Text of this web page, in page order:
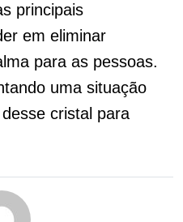
principais
em eliminar
para as pessoas.
uma situação
cristal para